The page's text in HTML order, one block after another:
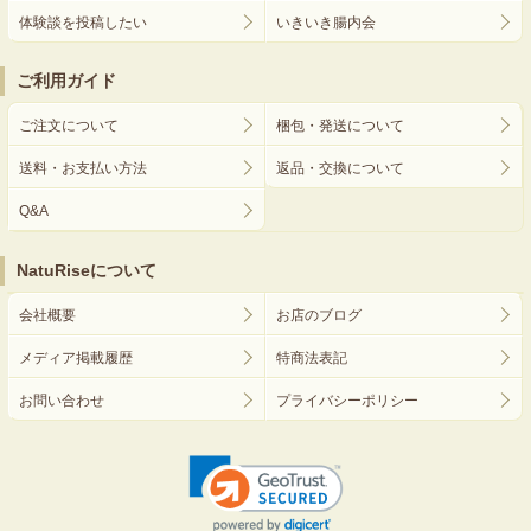
体験談を投稿したい いきいき腸内会
ご利用ガイド
ご注文について 梱包・発送について
送料・お支払い方法 返品・交換について
Q&A
NatuRiseについて
会社概要 お店のブログ
メディア掲載履歴 特商法表記
お問い合わせ プライバシーポリシー